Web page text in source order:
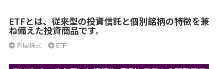
ETFとは、従来型の投資信託と個別銘柄の特徴を兼
ね備えた投資商品です。
外国株式 ETF